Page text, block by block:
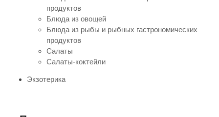
продуктов
Блюда из овощей
Блюда из рыбы и рыбных гастрономических
продуктов
Салаты
Салаты-коктейли
Экзотерика